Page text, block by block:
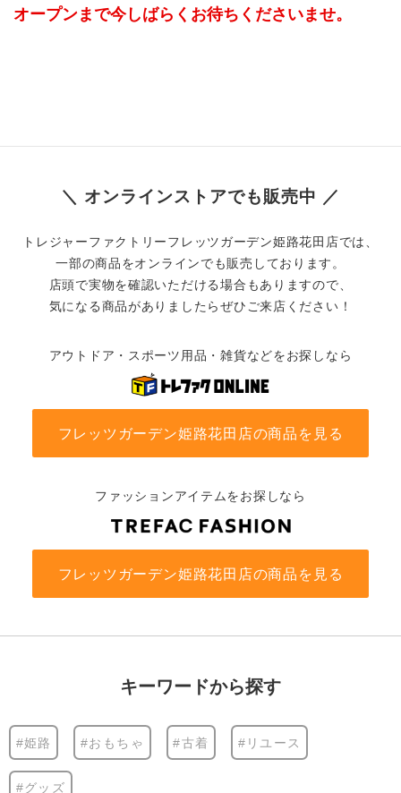
オープンまで今しばらくお待ちくださいませ。
＼ オンラインストアでも販売中 ／
トレジャーファクトリーフレッツガーデン姫路花田店では、
一部の商品をオンラインでも販売しております。
店頭で実物を確認いただける場合もありますので、
気になる商品がありましたらぜひご来店ください！
アウトドア・スポーツ用品・雑貨などをお探しなら
フレッツガーデン姫路花田店の商品を見る
ファッションアイテムをお探しなら
フレッツガーデン姫路花田店の商品を見る
キーワードから探す
#姫路 #おもちゃ #古着 #リユース
#グッズ